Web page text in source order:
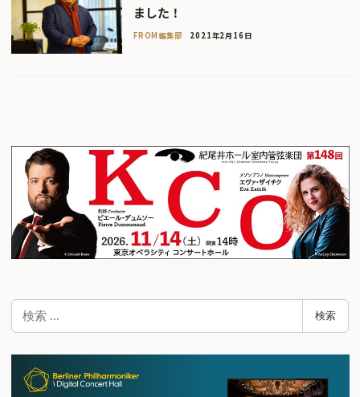
ました！
FROM編集部 2021年2月16日
検
検索